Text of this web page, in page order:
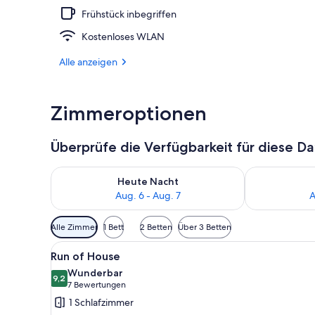
Frühstück inbegriffen
Kostenloses WLAN
Alle anzeigen
Zimmeroptionen
Überprüfe die Verfügbarkeit für diese
Heute Nacht
Aug. 6 - Aug. 7
Überprüfe die Verfügbarkeit für heute Nacht, Aug. 6
Überprüfe
Verfügbare
Filter
für
Zimmer
Alle Zimmer 1 Bett 2 Betten Über 3 Betten
Alle
Fotos
für
Run
Der Eingang des Sandpiper
1
Run of House
9,29,2 von 10
Wunderbar
7 Bewertungen
(7
Bewertungen)
1 Schlafzimmer